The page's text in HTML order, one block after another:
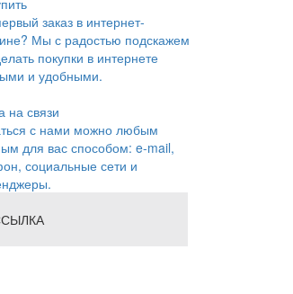
заказ в интернет-
Мы с радостью подскажем
покупки в интернете
и удобными.
на связи
с нами можно любым
для вас способом: e-mail,
социальные сети и